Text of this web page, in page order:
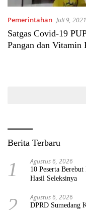
Pemerintahan Juli 9, 2021
Satgas Covid-19
Pangan dan Vitamin
Berita Terbaru
1 Agustus 6, 2026
10 Peserta
Hasil Seleksinya
2 Agustus 6, 2026
DPRD Sumedang